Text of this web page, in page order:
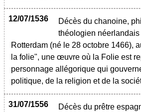
12/07/1536
Décès du chanoine,
théologien
Rotterdam (né le 28 octobre 1466),
la folie", une œuvre où la Folie est
personnage allégorique qui
politique, de la religion et de la
31/07/1556
Décès du prêtre